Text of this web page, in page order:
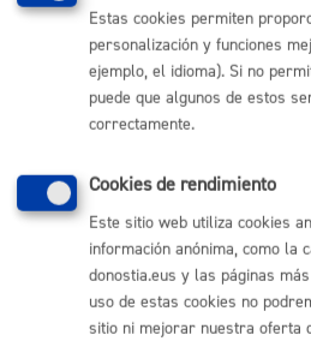
protección de datos del
relacionada con el tratamiento de sus
Sebastián
010(gratuito desde Donostia / San
(+34) 943 481 000
Buzón de la ciudadanía
Informar de un error en la web
Estas cookies permiten
personalización y funciones
ejemplo, el idioma). Si no
puede que algunos de estos
correctamente.
Cookies de rendimiento
Este sitio web utiliza cookies
información anónima, como la
donostia.eus y las páginas
uso de estas cookies no
sitio ni mejorar nuestra oferta